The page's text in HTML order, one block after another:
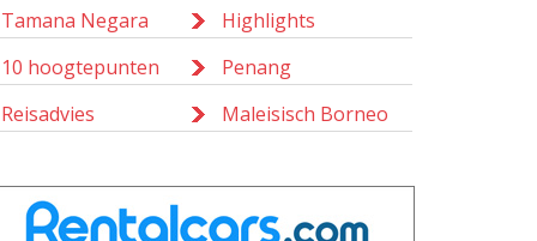
Tamana Negara
Highlights
10 hoogtepunten
Penang
Reisadvies
Maleisisch Borneo